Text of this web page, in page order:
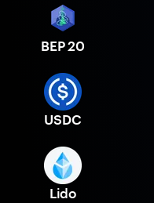
BEP 20
USDC
Lido